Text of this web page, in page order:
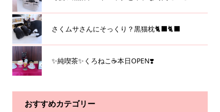
さくムサさんにそっくり？黒猫枕🐈‍⬛🐈‍⬛
✨純喫茶✨くろねこ☕️本日OPEN❣️
おすすめカテゴリー